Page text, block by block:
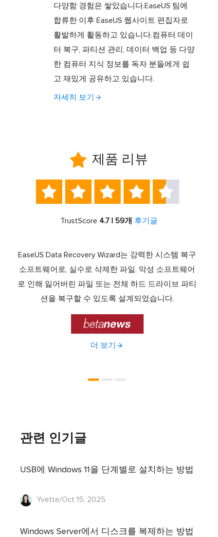
다양함 경험은 쌓았습니다.EaseUS 팀에
합류한 이후 EaseUS 웹사이트 편집자로
활발하게 활동하고 있습니다.컴퓨터 데이
터 복구, 파티션 관리, 데이터 백업 등 다양
한 컴퓨터 지식 정보를 독자 분들에게 쉽
고 재밌게 공유하고 있습니다.
자세히 보기
 제품 리뷰
    
TrustScore 4.7 | 59개 후기글
EaseUS Data Recovery Wizard는 강력한 시스템 복구
소프트웨어로, 실수로 삭제한 파일, 악성 소프트웨어
로 인해 잃어버린 파일 또는 전체 하드 드라이브 파티
션을 복구할 수 있도록 설계되었습니다.

더 보기
관련 인기글
USB에 Windows 11을 단계별로 설치하는 방법
Yvette/Oct 15, 2025
Windows Server에서 디스크를 복제하는 방법